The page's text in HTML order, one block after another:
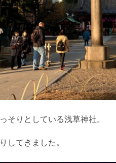
そりとしている浅草神社。
してきました。